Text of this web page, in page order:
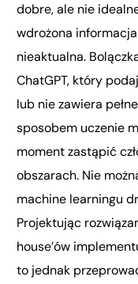
dobre, ale nie
wdrożona
nieaktualna.
ChatGPT, który
lub nie zawiera
sposobem uczenie
moment zastąpić
obszarach. Nie
machine learningu
Projektując
house’ów
to jednak